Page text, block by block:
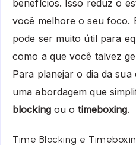
benefícios. Isso reduz o
você melhore o seu foco.
pode ser muito útil para
como a que você talvez
Para planejar o dia da
uma abordagem que
blockingou otimeboxing.
Time Blocking e